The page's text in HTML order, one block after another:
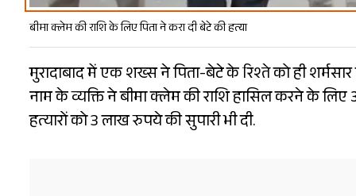
बीमा क्लेम की राशि के लिए पिता ने करा दी बेटे की हत्या
मुरादाबाद में एक शख्स ने पिता-बेटे के रिश्ते को ही
नाम के व्यक्ति ने बीमा क्लेम की राशि हासिल करने के
हत्यारों को 3 लाख रुपये की सुपारी भी दी.